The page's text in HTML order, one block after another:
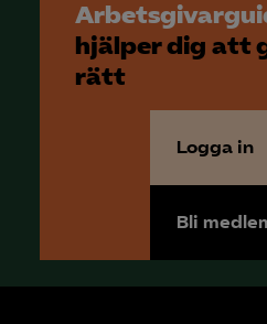
hjälper dig att
rätt
Logga in
Bli